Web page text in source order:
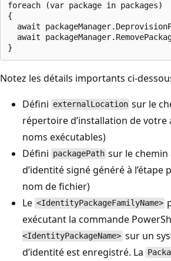
foreach (var package in packages)
{
await
await
Notez les détails importants ci-
Défini externalLocation sur le
répertoire d’installation de votre
noms exécutables)
Défini packagePath sur le
d’identité signé généré à l’étape
nom de fichier)
Le <IdentityPackageFamilyName>
exécutant la commande
<IdentityPackageName> sur un
d’identité est enregistré. La